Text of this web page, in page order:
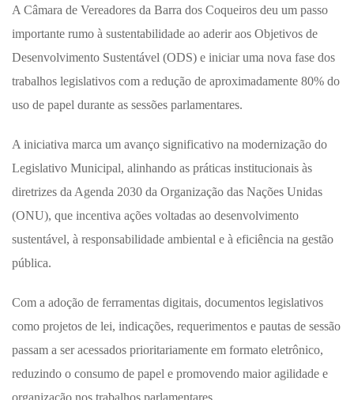
A Câmara de Vereadores da Barra dos Coqueiros deu um passo
importante rumo à sustentabilidade ao aderir aos Objetivos de
Desenvolvimento Sustentável (ODS) e iniciar uma nova fase dos
trabalhos legislativos com a redução de aproximadamente 80% do
uso de papel durante as sessões parlamentares.
A iniciativa marca um avanço significativo na modernização do
Legislativo Municipal, alinhando as práticas institucionais às
diretrizes da Agenda 2030 da Organização das Nações Unidas
(ONU), que incentiva ações voltadas ao desenvolvimento
sustentável, à responsabilidade ambiental e à eficiência na gestão
pública.
Com a adoção de ferramentas digitais, documentos legislativos
como projetos de lei, indicações, requerimentos e pautas de sessão
passam a ser acessados prioritariamente em formato eletrônico,
reduzindo o consumo de papel e promovendo maior agilidade e
organização nos trabalhos parlamentares.